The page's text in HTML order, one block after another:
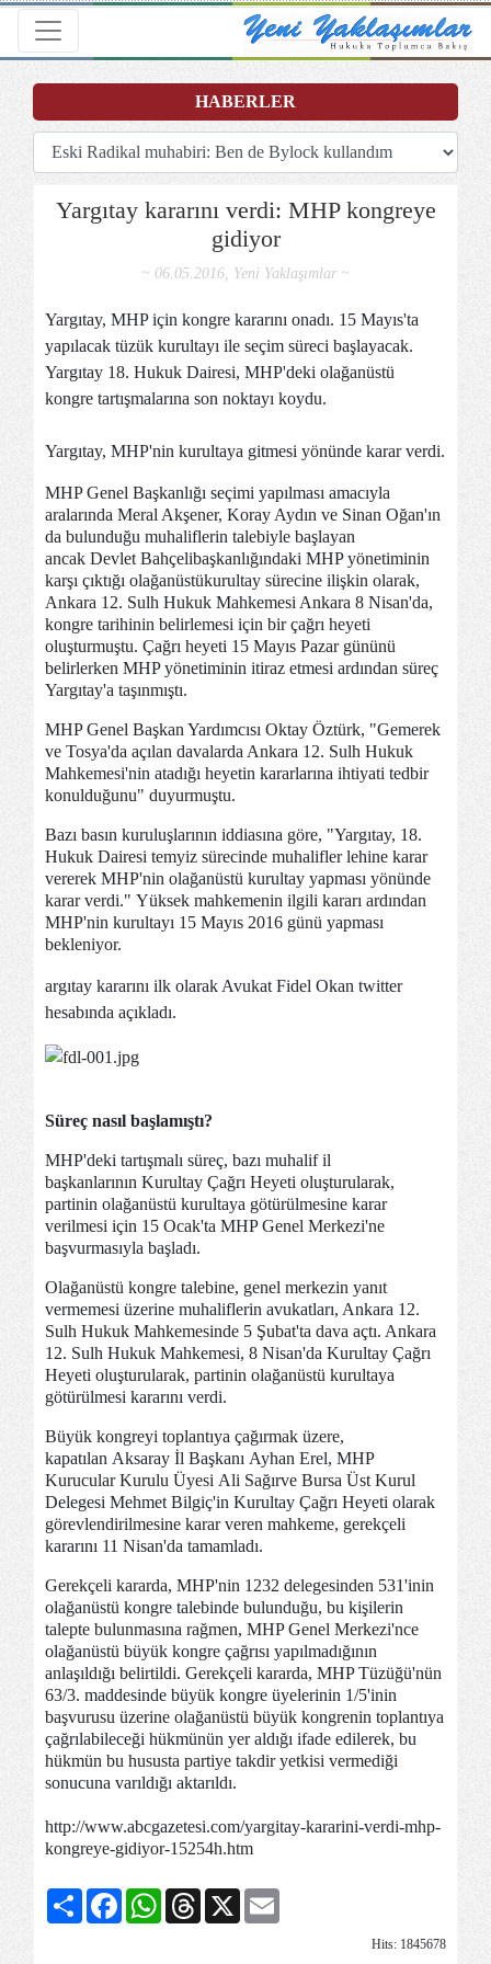
Toggle navigation
Yargıtay kararını verdi: MHP kongreye
gidiyor
~ 06.05.2016, Yeni Yaklaşımlar ~
Yargıtay, MHP için kongre kararını onadı. 15 Mayıs'ta
yapılacak tüzük kurultayı ile seçim süreci başlayacak.
Yargıtay 18. Hukuk Dairesi, MHP'deki olağanüstü
kongre tartışmalarına son noktayı koydu.
Yargıtay, MHP'nin kurultaya gitmesi yönünde karar verdi.
MHP Genel Başkanlığı seçimi yapılması amacıyla
aralarında Meral Akşener, Koray Aydın ve Sinan Oğan'ın
da bulunduğu muhaliflerin talebiyle başlayan
ancak Devlet Bahçelibaşkanlığındaki MHP yönetiminin
karşı çıktığı olağanüstükurultay sürecine ilişkin olarak,
Ankara 12. Sulh Hukuk Mahkemesi Ankara 8 Nisan'da,
kongre tarihinin belirlemesi için bir çağrı heyeti
oluşturmuştu. Çağrı heyeti 15 Mayıs Pazar gününü
belirlerken MHP yönetiminin itiraz etmesi ardından süreç
Yargıtay'a taşınmıştı.
MHP Genel Başkan Yardımcısı Oktay Öztürk, "Gemerek
ve Tosya'da açılan davalarda Ankara 12. Sulh Hukuk
Mahkemesi'nin atadığı heyetin kararlarına ihtiyati tedbir
konulduğunu" duyurmuştu.
Bazı basın kuruluşlarının iddiasına göre, "Yargıtay, 18.
Hukuk Dairesi temyiz sürecinde muhalifler lehine karar
vererek MHP'nin olağanüstü kurultay yapması yönünde
karar verdi." Yüksek mahkemenin ilgili kararı ardından
MHP'nin kurultayı 15 Mayıs 2016 günü yapması
bekleniyor.
argıtay kararını ilk olarak Avukat Fidel Okan twitter
hesabında açıkladı.
Süreç nasıl başlamıştı?
MHP'deki tartışmalı süreç, bazı muhalif il
başkanlarının Kurultay Çağrı Heyeti oluşturularak,
partinin olağanüstü kurultaya götürülmesine karar
verilmesi için 15 Ocak'ta MHP Genel Merkezi'ne
başvurmasıyla başladı.
Olağanüstü kongre talebine, genel merkezin yanıt
vermemesi üzerine muhaliflerin avukatları, Ankara 12.
Sulh Hukuk Mahkemesinde 5 Şubat'ta dava açtı. Ankara
12. Sulh Hukuk Mahkemesi, 8 Nisan'da Kurultay Çağrı
Heyeti oluşturularak, partinin olağanüstü kurultaya
götürülmesi kararını verdi.
Büyük kongreyi toplantıya çağırmak üzere,
kapatılan Aksaray İl Başkanı Ayhan Erel, MHP
Kurucular Kurulu Üyesi Ali Sağırve Bursa Üst Kurul
Delegesi Mehmet Bilgiç'in Kurultay Çağrı Heyeti olarak
görevlendirilmesine karar veren mahkeme, gerekçeli
kararını 11 Nisan'da tamamladı.
Gerekçeli kararda, MHP'nin 1232 delegesinden 531'inin
olağanüstü kongre talebinde bulunduğu, bu kişilerin
talepte bulunmasına rağmen, MHP Genel Merkezi'nce
olağanüstü büyük kongre çağrısı yapılmadığının
anlaşıldığı belirtildi. Gerekçeli kararda, MHP Tüzüğü'nün
63/3. maddesinde büyük kongre üyelerinin 1/5'inin
başvurusu üzerine olağanüstü büyük kongrenin toplantıya
çağrılabileceği hükmünün yer aldığı ifade edilerek, bu
hükmün bu hususta partiye takdir yetkisi vermediği
sonucuna varıldığı aktarıldı.
http://www.abcgazetesi.com/yargitay-kararini-verdi-mhp-
kongreye-gidiyor-15254h.htm
Share FacebookWhatsAppThreads
X
Hits: 1845678
HABERLER